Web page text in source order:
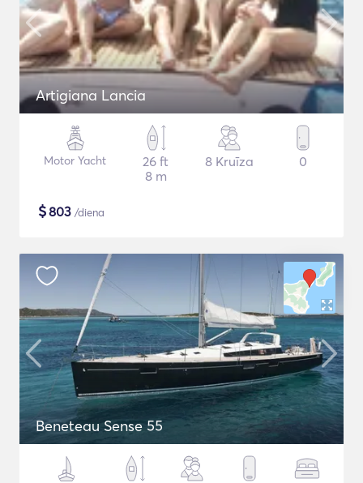
Artigiana Lancia
Motor Yacht
26 ft
8 m
8 Kruīza 0
$803 /diena
Beneteau Sense 55